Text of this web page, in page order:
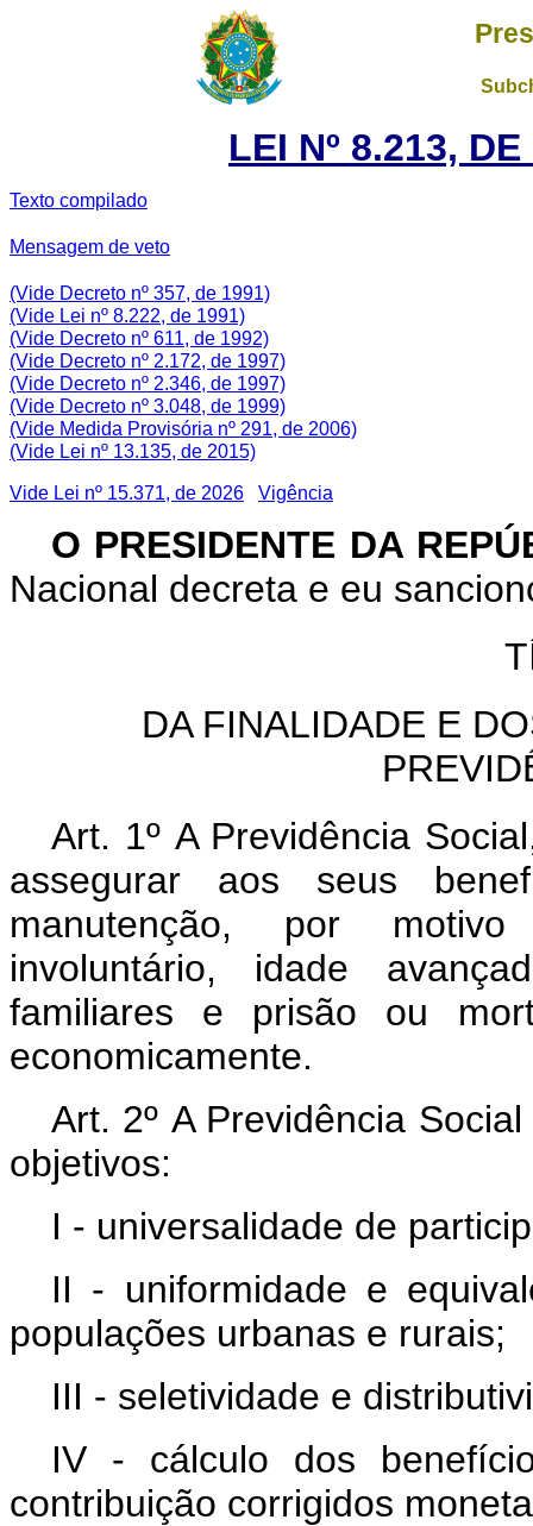
LEI Nº 8.213,
Texto compilado
Mensagem de veto
(Vide Decreto nº 357, de 1991)
(Vide Lei nº 8.222, de 1991)
(Vide Decreto nº 611, de 1992)
(Vide Decreto nº 2.172, de 1997)
(Vide Decreto nº 2.346, de 1997)
(Vide Decreto nº 3.048, de 1999)
(Vide Medida Provisória nº 291, de 2006)
(Vide Lei nº 13.135, de 2015)
Vide Lei nº 15.371, de 2026
Vigência
O PRESIDENTE DA
Nacional decreta e eu
DA FINALIDADE E
Art. 1º A Previdência
assegurar aos seus
manutenção, por
involuntário, idade
familiares e prisão ou
economicamente.
Art. 2º A Previdência
objetivos:
I - universalidade de
II - uniformidade e
populações urbanas e rurais;
III - seletividade e
IV - cálculo dos
contribuição corrigidos